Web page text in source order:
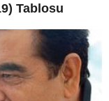
Tablosu